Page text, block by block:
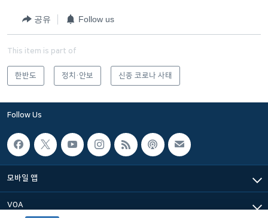
공유 Follow us
This item is part of
한반도 정치·안보 신종 코로나 사태
Follow Us
모바일 앱
VOA